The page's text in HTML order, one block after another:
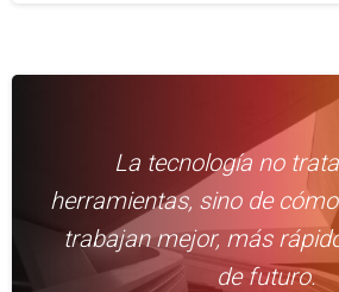
La tecnología no
herramientas, sino de
trabajan mejor, más
de futuro.